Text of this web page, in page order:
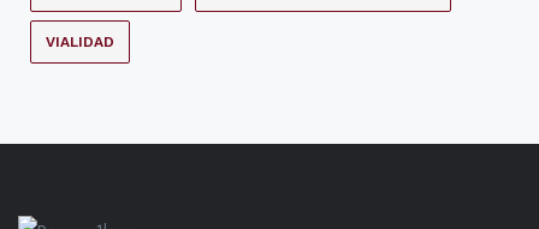
VIALIDAD